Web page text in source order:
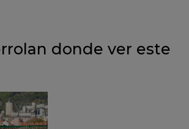
donde ver este